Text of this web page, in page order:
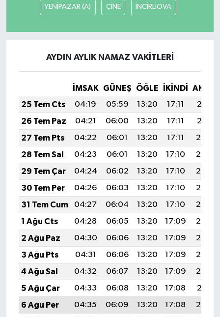
YENİPAZAR (A) ÇİNE İNCİRLİOVA
AYDIN AYLIK NAMAZ VAKITLERI
İMSAK GÜNEŞ ÖĞLE İKINDI
25 Tem Cts
04:19 05:59 13:20 17:11
20:31
26 Tem Paz
04:21 06:00 13:20 17:11
20:31
27 Tem Pts
04:22 06:01 13:20 17:11
20:30
28 Tem Sal
04:23 06:01 13:20 17:10
20:29
29 Tem Çar
04:24 06:02 13:20 17:10
20:28
30 Tem Per
04:26 06:03 13:20 17:10
20:27
31 Tem Cum
04:27 06:04 13:20 17:10
20:26
1 Ağu Cts
04:28 06:05 13:20 17:09
20:25
2 Ağu Paz
04:30 06:06 13:20 17:09
20:24
3 Ağu Pts
04:31 06:06 13:20 17:09
20:23
4 Ağu Sal
04:32 06:07 13:20 17:09
20:22
5 Ağu Çar
04:33 06:08 13:20 17:08
20:21
6 Ağu Per
04:35 06:09 13:20 17:08
20:20